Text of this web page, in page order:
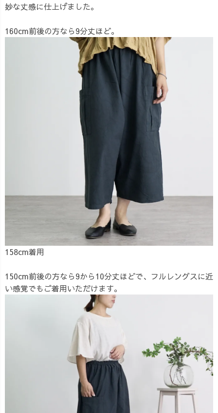
妙な丈感に仕上げました。
160cm前後の方なら9分丈ほど。
158cm着用
150cm前後の方なら9から10分丈ほどで、フルレングスに近
い感覚でもご着用いただけます。